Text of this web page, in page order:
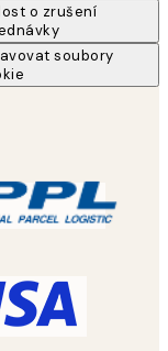
o zrušení
soubory